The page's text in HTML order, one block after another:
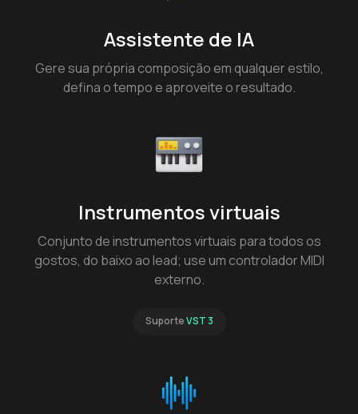
Assistente de IA
Gere sua própria composição em qualquer estilo,
defina o tempo e aproveite o resultado.
Instrumentos virtuais
Conjunto de instrumentos virtuais para todos os
gostos, do baixo ao lead; use um controlador MIDI
externo.
SuporteVST 3